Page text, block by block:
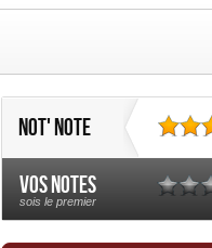
Not' note
Vos notes
sois le premier